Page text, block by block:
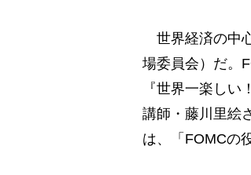
世界経済の中
場委員会）だ。
『世界一楽し
講師・藤川里絵
は、「FOMCの